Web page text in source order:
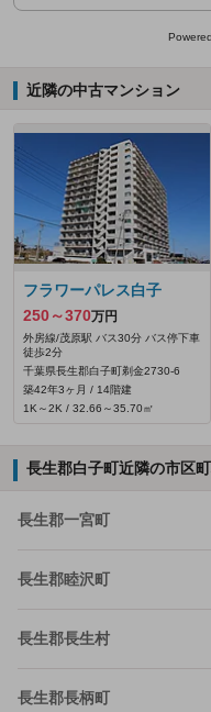
近隣の中古マンション
フラワーパレス白子
250～370万円
外房線/茂原駅 バス30分 バス停下車
徒歩2分
千葉県長生郡白子町剃金2730‐6
築42年3ヶ月 / 14階建
1K～2K / 32.66～35.70㎡
長生郡白子町近隣の市区
長生郡一宮町
長生郡睦沢町
長生郡長生村
長生郡長柄町